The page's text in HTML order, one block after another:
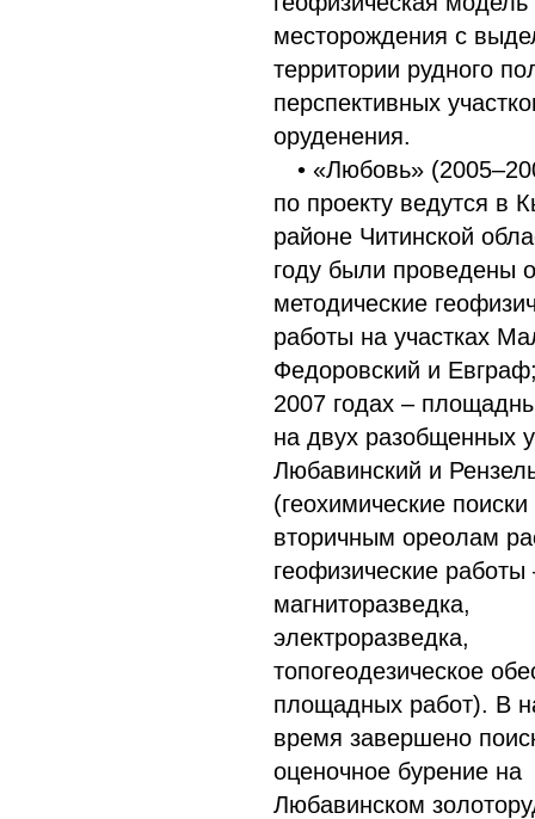
месторождения с
территории рудного
перспективных
оруденения.
• «Любовь»
по проекту ведутся в
районе Читинской
году были проведены
методические
работы на участках
Федоровский и
2007 годах –
на двух разобщенных
Любавинский и
(геохимические поиски
вторичным ореолам
геофизические работы
магниторазведка,
электроразведка,
топогеодезическое
площадных работ). В
время завершено
оценочное бурение на
Любавинском